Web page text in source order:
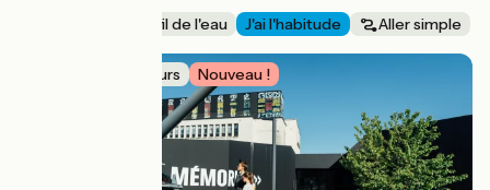
Au fil de l'eau J'ai l'habitude Aller simple
Idée de parcours Nouveau !